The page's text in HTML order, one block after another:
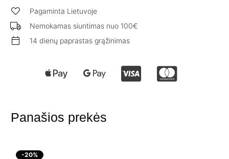
Pagaminta Lietuvoje
Nemokamas siuntimas nuo 100€
14 dienų paprastas grąžinimas
Panašios prekės
-20%